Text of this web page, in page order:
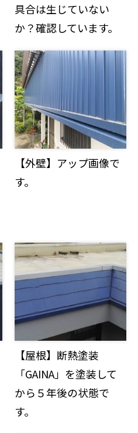
具合は生じていない
か？確認しています。
【外壁】アップ画像で
す。
【屋根】断熱塗装
「GAINA」を塗装して
から５年後の状態で
す。